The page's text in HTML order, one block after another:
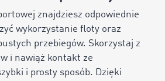
znajdziesz odpowiednie
wykorzystanie floty oraz
przebiegów. Skorzystaj z
i nawiąż kontakt ze
i prosty sposób. Dzięki